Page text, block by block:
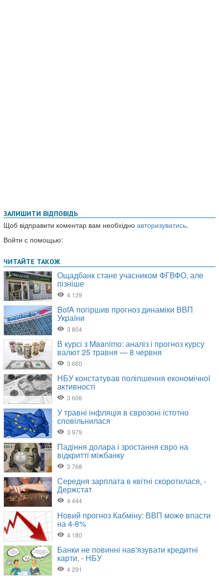
ЗАЛИШИТИ ВІДПОВІДЬ
Щоб відправити коментар вам необхідно авторизуватись.
Войти с помощью: